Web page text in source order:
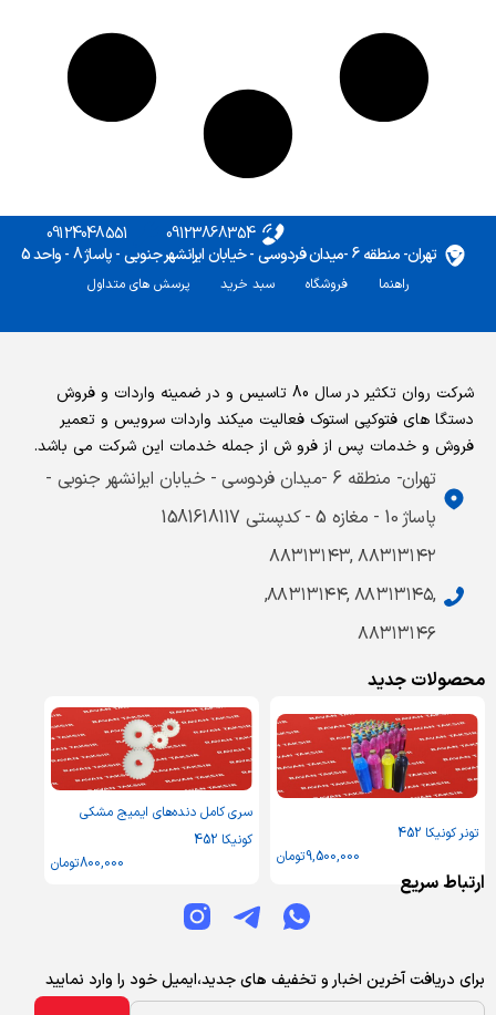
تهران- منطقه 6 -میدان فردوسی - خیابان ایرانشهر جنوبی - پاساژ 8 - واحد 5
09123868354
09124048551
راهنما فروشگاه سبد خرید پرسش های متداول
شرکت روان تکثیر در سال 80 تاسیس و در ضمینه واردات و فروش
دستگا های فتوکپی استوک فعالیت میکند واردات سرویس و تعمیر
فروش و خدمات پس از فرو ش از جمله خدمات این شرکت می باشد.
تهران- منطقه 6 -میدان فردوسی - خیابان ایرانشهر جنوبی -
پاساژ 10 - مغازه 5 - کدپستی 1581618117
۸۸۳۱۳۱۴۲ ,۸۸۳۱۳۱۴۳
,۸۸۳۱۳۱۴۵ ,۸۸۳۱۳۱۴۴,
۸۸۳۱۳۱۴۶
محصولات جدید
تونر کونیکا 452
9,500,000تومان
سری کامل دنده‌های ایمیج مشکی
کونیکا 452
800,000تومان
ارتباط سریع
برای دریافت آخرین اخبار و تخفیف های جدید،ایمیل خود را وارد نمایید